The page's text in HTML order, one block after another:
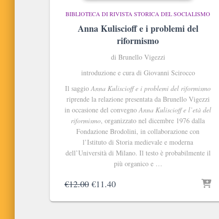
BIBLIOTECA DI RIVISTA STORICA DEL SOCIALISMO
Anna Kuliscioff e i problemi del
riformismo
di Brunello Vigezzi
introduzione e cura di Giovanni Scirocco
Il saggioAnna Kuliscioff e i problemi del riformismo
riprende la relazione presentata da Brunello Vigezzi
in occasione del convegnoAnna Kuliscioff e l’età del
riformismo, organizzato nel dicembre 1976 dalla
Fondazione Brodolini, in collaborazione con
l’Istituto di Storia medievale e moderna
dell’Università di Milano. Il testo è probabilmente il
più organico e …
€12.00 Il
originale
€11.40Il
attuale